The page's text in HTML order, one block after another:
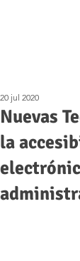
Nuevas
la
20 jul 2020